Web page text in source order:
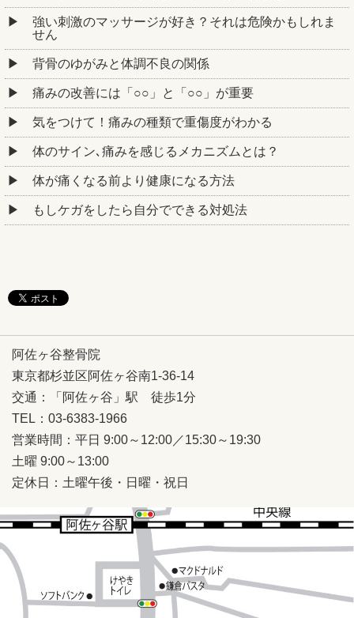
強い刺激のマッサージが好き？それは危険かもしれま
せん
背骨のゆがみと体調不良の関係
痛みの改善には「○○」と「○○」が重要
気をつけて！痛みの種類で重傷度がわかる
体のサイン､痛みを感じるメカニズムとは？
体が痛くなる前より健康になる方法
もしケガをしたら自分でできる対処法
阿佐ヶ谷整骨院
東京都杉並区阿佐ヶ谷南1-36-14
交通：「阿佐ヶ谷」駅 徒歩1分
TEL：03-6383-1966
営業時間：平日 9:00～12:00／15:30～19:30
土曜 9:00～13:00
定休日：土曜午後・日曜・祝日